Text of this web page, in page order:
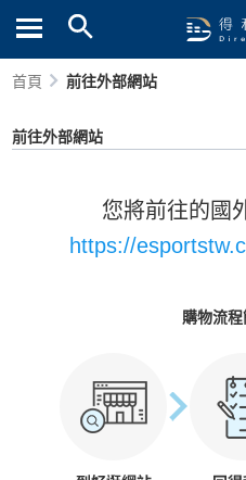
首頁 前往外部網站
前往外部網站
您將前往的國
https://
購物流